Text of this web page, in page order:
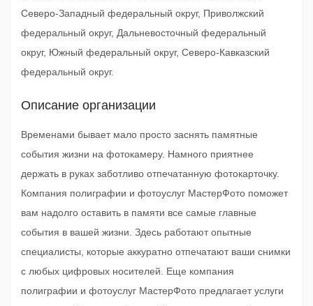
Северо-Западный федеральный округ, Приволжский
федеральный округ, Дальневосточный федеральный
округ, Южный федеральный округ, Северо-Кавказский
федеральный округ.
Описание организации
Временами бывает мало просто заснять памятные
события жизни на фотокамеру. Намного приятнее
держать в руках заботливо отпечатанную фотокарточку.
Компания полиграфии и фотоуслуг МастерФото поможет
вам надолго оставить в памяти все самые главные
события в вашей жизни. Здесь работают опытные
специалисты, которые аккуратно отпечатают ваши снимки
с любых цифровых носителей. Еще компания
полиграфии и фотоуслуг МастерФото предлагает услуги